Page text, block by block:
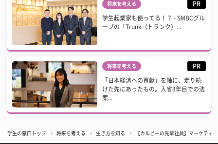
将来を考える PR
学生起業家も使ってる！？ - SMBCグル
ープの「Trunk（トランク）...
将来を考える PR
「日本経済への貢献」を軸に、走り続
けた先にあったもの。入省3年目での法
案...
学生の窓口トップ 将来を考える 生き方を知る 【カルビーの先輩社員】マーケティ